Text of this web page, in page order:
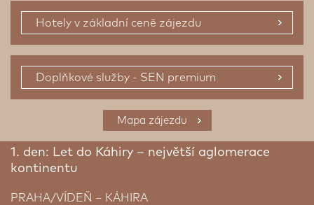
Hotely v základní ceně zájezdu
Doplňkové služby - SEN premium
Prémiové ubytování
Mapa zájezdu
1. den: Let do Káhiry – největší aglomerace
kontinentu
PRAHA/VÍDEŇ – KÁHIRA